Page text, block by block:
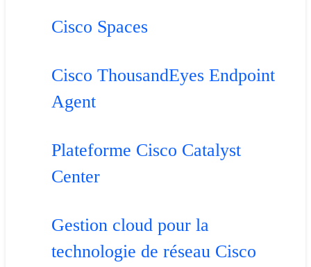
Cisco Spaces
Cisco ThousandEyes Endpoint
Agent
Plateforme Cisco Catalyst
Center
Gestion cloud pour la
technologie de réseau Cisco